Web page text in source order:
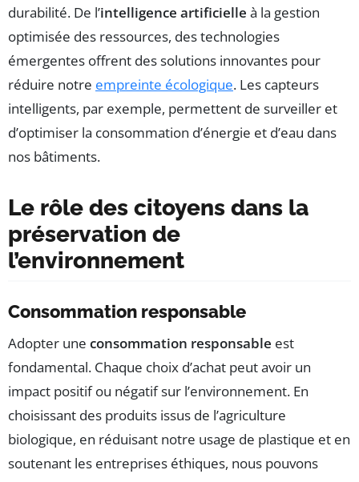
durabilité. De l’intelligence artificielle à la gestion
optimisée des ressources, des technologies
émergentes offrent des solutions innovantes pour
réduire notre empreinte écologique. Les capteurs
intelligents, par exemple, permettent de surveiller et
d’optimiser la consommation d’énergie et d’eau dans
nos bâtiments.
Le rôle des citoyens dans la
préservation de
l’environnement
Consommation responsable
Adopter une consommation responsable est
fondamental. Chaque choix d’achat peut avoir un
impact positif ou négatif sur l’environnement. En
choisissant des produits issus de l’agriculture
biologique, en réduisant notre usage de plastique et en
soutenant les entreprises éthiques, nous pouvons